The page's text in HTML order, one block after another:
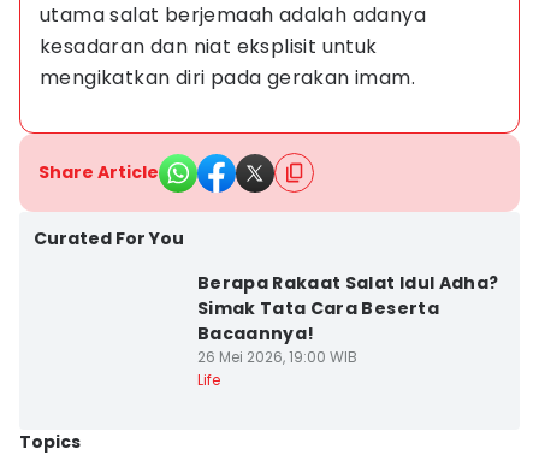
utama salat berjemaah adalah adanya
kesadaran dan niat eksplisit untuk
mengikatkan diri pada gerakan imam.
Share Article
Curated For You
Berapa Rakaat Salat Idul Adha?
Simak Tata Cara Beserta
Bacaannya!
26 Mei 2026, 19:00 WIB
Life
Topics